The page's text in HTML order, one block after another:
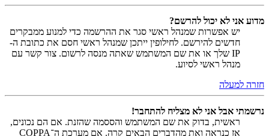
מדוע אני לא יכול להרשם?
יש אפשרות שמנהל ראשי סגר את ההרשמה כדי למנוע ממבקרים
חדשים להירשם. לחילופין ייתכן שמנהל ראשי חסם את כתובת ה-
IP שלך או את שם המשתמש שאתה מנסה לרשום. צור קשר עם
מנהל ראשי לסיוע.
חזרה למעלה
נרשמתי אבל אני לא מצליח להתחבר!
ראשית, בדוק את שם המשתמש והססמה שהזנת. אם הם נכונים,
אז כנראה ואת מהדברים הבאים קרה. אם מערכת ה־COPPA